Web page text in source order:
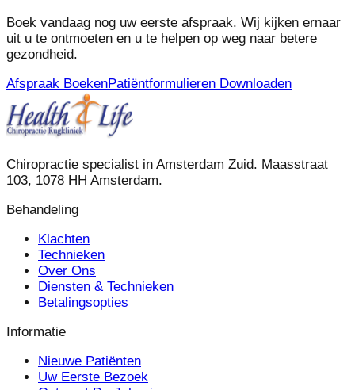
Boek vandaag nog uw eerste afspraak. Wij kijken ernaar
uit u te ontmoeten en u te helpen op weg naar betere
gezondheid.
Afspraak BoekenPatiëntformulieren Downloaden
Chiropractie specialist in Amsterdam Zuid. Maasstraat
103, 1078 HH Amsterdam.
Behandeling
Klachten
Technieken
Over Ons
Diensten & Technieken
Betalingsopties
Informatie
Nieuwe Patiënten
Uw Eerste Bezoek